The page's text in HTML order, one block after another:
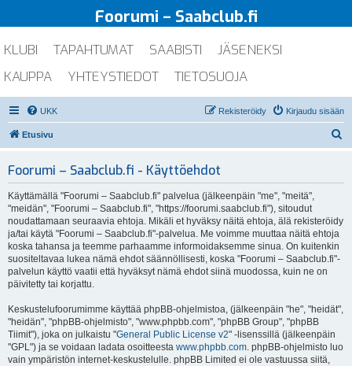
Foorumi – Saabclub.fi
KLUBI TAPAHTUMAT SAABISTI
JÄSENEKSI
KAUPPA
YHTEYSTIEDOT TIETOSUOJA
UKK Kirjaudu sisään
Rekisteröidy
Etusivu
Foorumi – Saabclub.fi - Käyttöehdot
Käyttämällä "Foorumi – Saabclub.fi" palvelua (jälkeenpäin "me", "meitä",
"meidän", "Foorumi – Saabclub.fi", "https://foorumi.saabclub.fi"), sitoudut
noudattamaan seuraavia ehtoja. Mikäli et hyväksy näitä ehtoja, älä rekisteröidy
ja/tai käytä "Foorumi – Saabclub.fi"-palvelua. Me voimme muuttaa näitä ehtoja
koska tahansa ja teemme parhaamme informoidaksemme sinua. On kuitenkin
suositeltavaa lukea nämä ehdot säännöllisesti, koska "Foorumi – Saabclub.fi"-
palvelun käyttö vaatii että hyväksyt nämä ehdot siinä muodossa, kuin ne on
päivitetty tai korjattu.
Keskustelufoorumimme käyttää phpBB-ohjelmistoa, (jälkeenpäin "he", "heidät",
"heidän", "phpBB-ohjelmisto", "www.phpbb.com", "phpBB Group", "phpBB
Tiimit"), joka on julkaistu "General Public License v2" -lisenssillä (jälkeenpäin
"GPL") ja se voidaan ladata osoitteesta www.phpbb.com. phpBB-ohjelmisto luo
vain ympäristön internet-keskustelulle. phpBB Limited ei ole vastuussa siitä,